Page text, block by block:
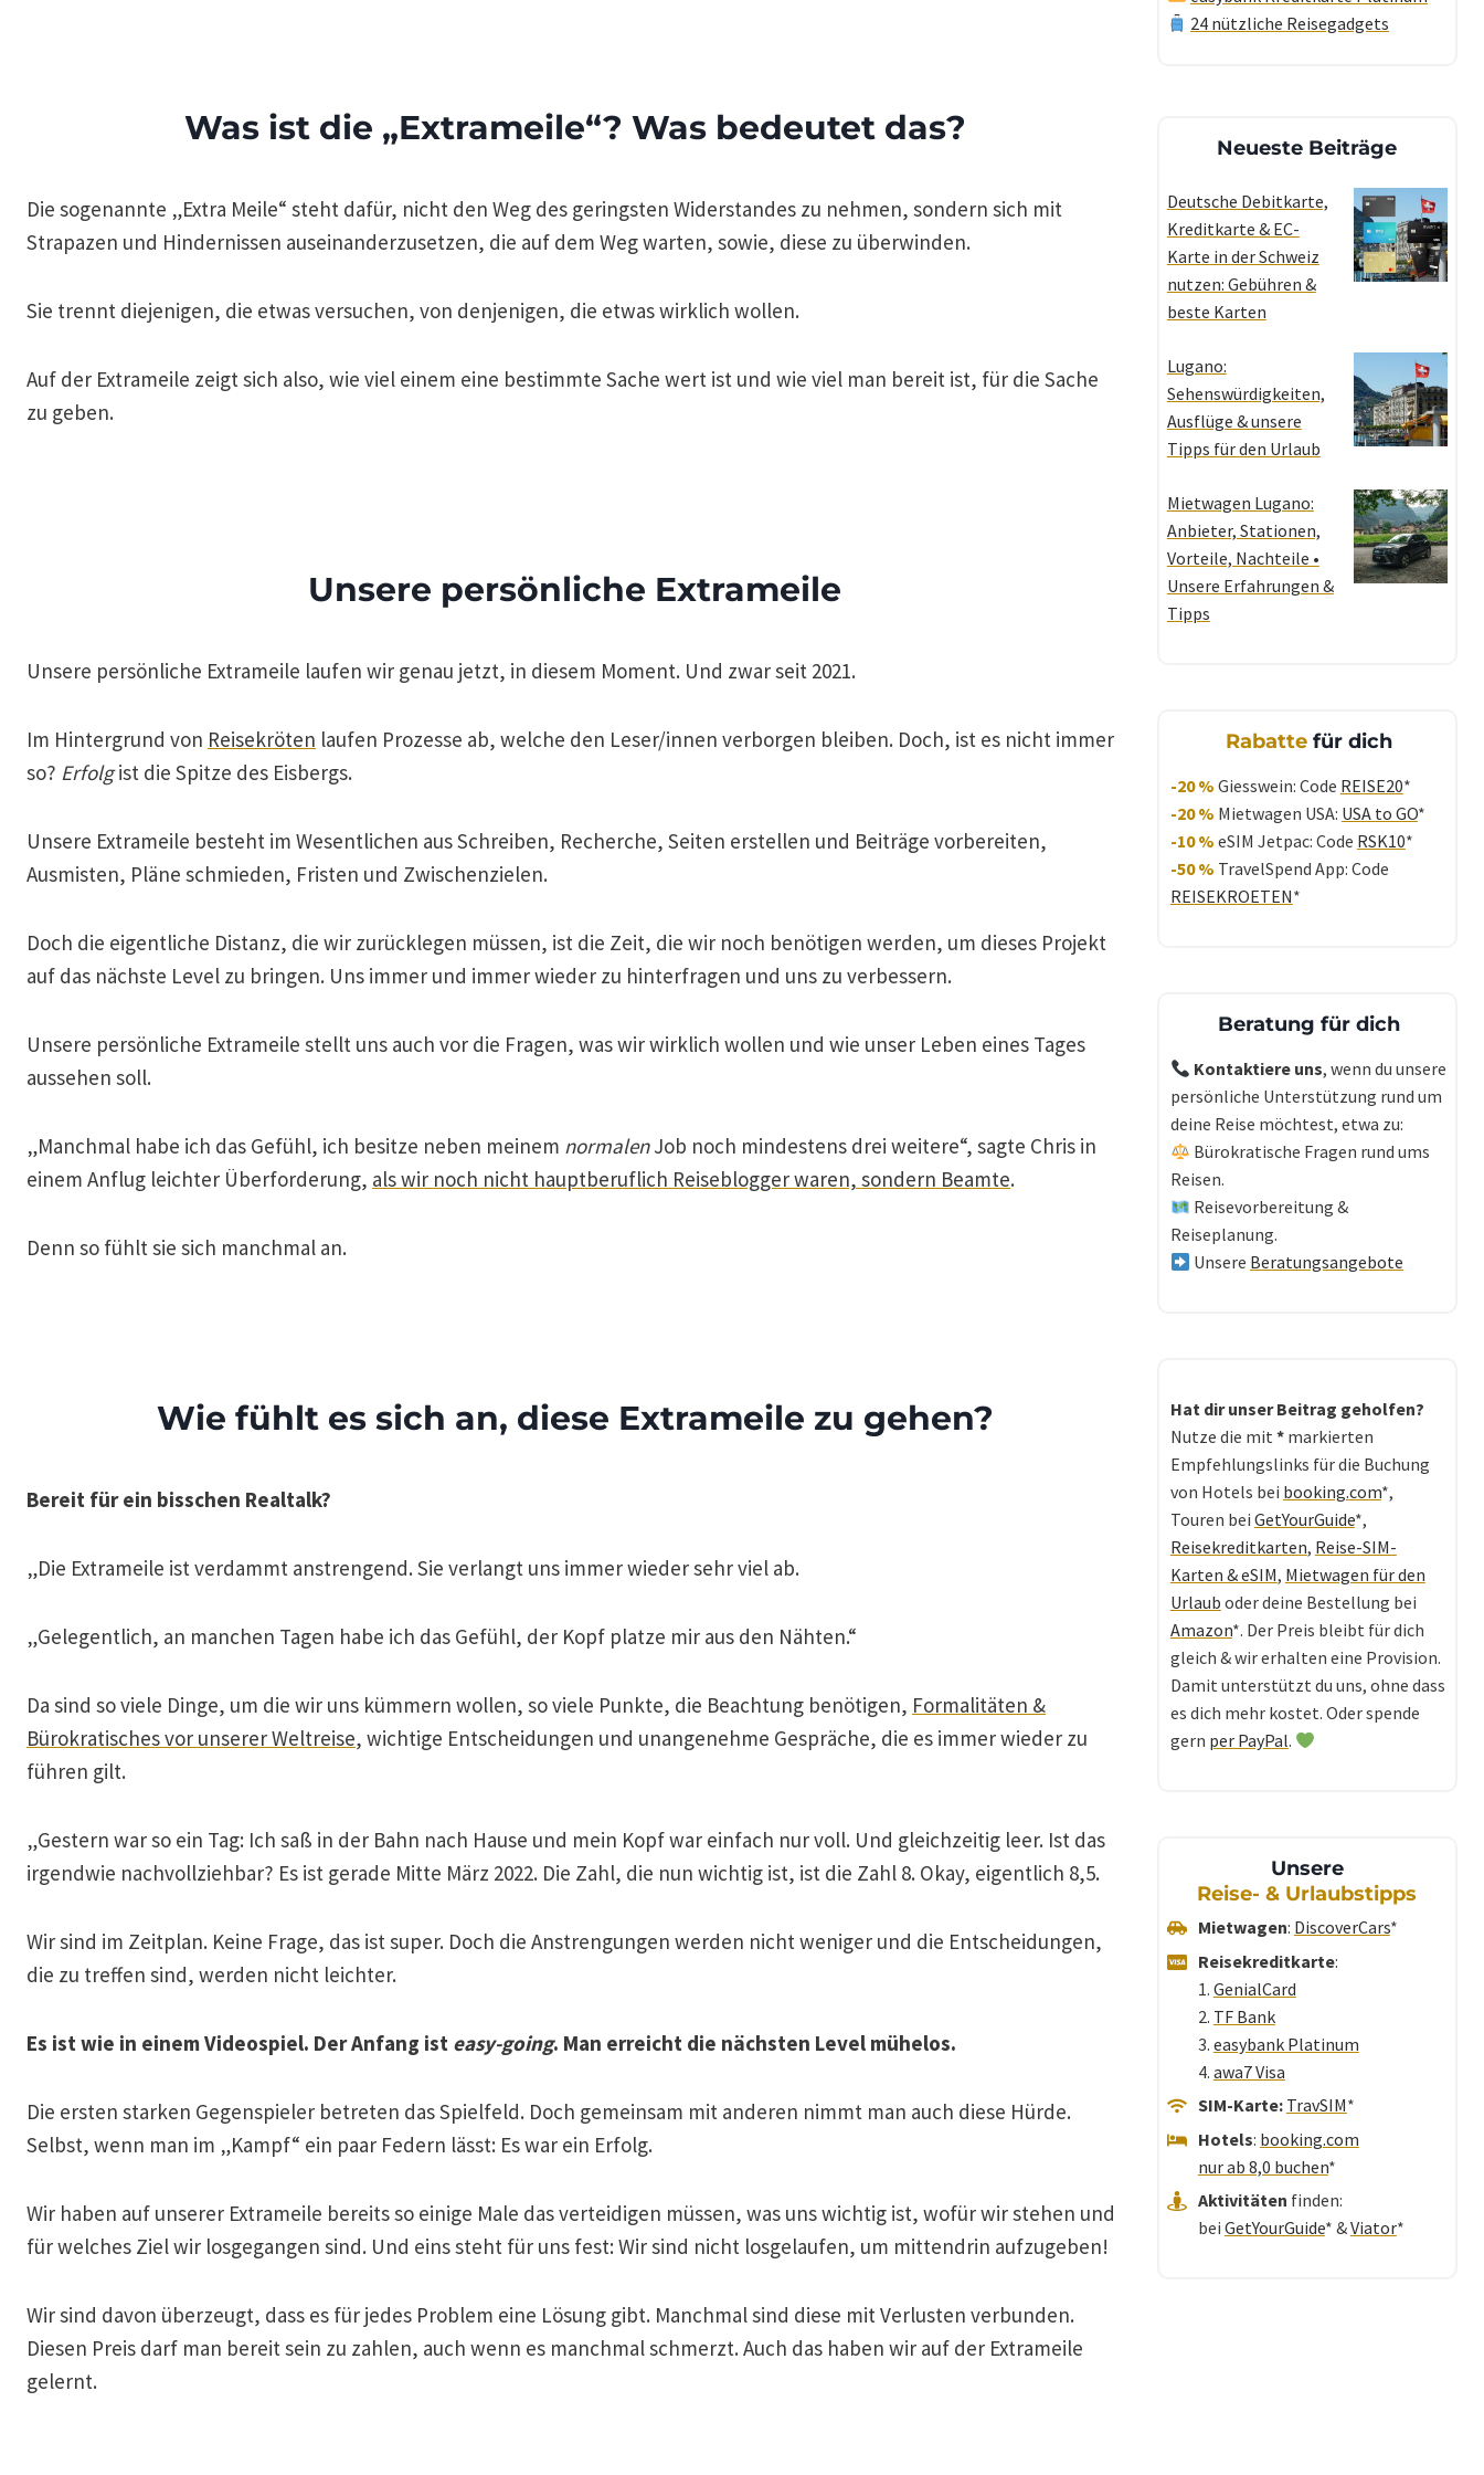
Was ist die „Extrameile“? Was bedeutet das?
Die sogenannte „Extra Meile“ steht dafür, nicht den Weg des geringsten Widerstandes zu nehmen, sondern sich mit
Strapazen und Hindernissen auseinanderzusetzen, die auf dem Weg warten, sowie, diese zu überwinden.
Sie trennt diejenigen, die etwas versuchen, von denjenigen, die etwas wirklich wollen.
Auf der Extrameile zeigt sich also, wie viel einem eine bestimmte Sache wert ist und wie viel man bereit ist, für die Sache
zu geben.
Unsere persönliche Extrameile
Unsere persönliche Extrameile laufen wir genau jetzt, in diesem Moment. Und zwar seit 2021.
Im Hintergrund von Reisekröten laufen Prozesse ab, welche den Leser/innen verborgen bleiben. Doch, ist es nicht immer
so? Erfolgist die Spitze des Eisbergs.
Unsere Extrameile besteht im Wesentlichen aus Schreiben, Recherche, Seiten erstellen und Beiträge vorbereiten,
Ausmisten, Pläne schmieden, Fristen und Zwischenzielen.
Doch die eigentliche Distanz, die wir zurücklegen müssen, ist die Zeit, die wir noch benötigen werden, um dieses Projekt
auf das nächste Level zu bringen. Uns immer und immer wieder zu hinterfragen und uns zu verbessern.
Unsere persönliche Extrameile stellt uns auch vor die Fragen, was wir wirklich wollen und wie unser Leben eines Tages
aussehen soll.
„Manchmal habe ich das Gefühl, ich besitze neben meinem normalenJob noch mindestens drei weitere“, sagte Chris in
einem Anflug leichter Überforderung, als wir noch nicht hauptberuflich Reiseblogger waren, sondern Beamte.
Denn so fühlt sie sich manchmal an.
Wie fühlt es sich an, diese Extrameile zu gehen?
Bereit für ein bisschen Realtalk?
„Die Extrameile ist verdammt anstrengend. Sie verlangt uns immer wieder sehr viel ab.
„Gelegentlich, an manchen Tagen habe ich das Gefühl, der Kopf platze mir aus den Nähten.“
Da sind so viele Dinge, um die wir uns kümmern wollen, so viele Punkte, die Beachtung benötigen, Formalitäten &
Bürokratisches vor unserer Weltreise, wichtige Entscheidungen und unangenehme Gespräche, die es immer wieder zu
führen gilt.
„Gestern war so ein Tag: Ich saß in der Bahn nach Hause und mein Kopf war einfach nur voll. Und gleichzeitig leer. Ist das
irgendwie nachvollziehbar? Es ist gerade Mitte März 2022. Die Zahl, die nun wichtig ist, ist die Zahl 8. Okay, eigentlich 8,5.
Wir sind im Zeitplan. Keine Frage, das ist super. Doch die Anstrengungen werden nicht weniger und die Entscheidungen,
die zu treffen sind, werden nicht leichter.
Es ist wie in einem Videospiel. Der Anfang ist easy-going. Man erreicht die nächsten Level mühelos.
Die ersten starken Gegenspieler betreten das Spielfeld. Doch gemeinsam mit anderen nimmt man auch diese Hürde.
Selbst, wenn man im „Kampf“ ein paar Federn lässt: Es war ein Erfolg.
Wir haben auf unserer Extrameile bereits so einige Male das verteidigen müssen, was uns wichtig ist, wofür wir stehen und
für welches Ziel wir losgegangen sind. Und eins steht für uns fest: Wir sind nicht losgelaufen, um mittendrin aufzugeben!
Wir sind davon überzeugt, dass es für jedes Problem eine Lösung gibt. Manchmal sind diese mit Verlusten verbunden.
Diesen Preis darf man bereit sein zu zahlen, auch wenn es manchmal schmerzt. Auch das haben wir auf der Extrameile
gelernt.
24 nützliche Reisegadgets
Neueste Beiträge
Deutsche Debitkarte,
Kreditkarte & EC-
Karte in der Schweiz
nutzen: Gebühren &
beste Karten
Lugano:
Sehenswürdigkeiten,
Ausflüge & unsere
Tipps für den Urlaub
Mietwagen Lugano:
Anbieter, Stationen,
Vorteile, Nachteile •
Unsere Erfahrungen &
Tipps
Rabatte für dich
-20 % Giesswein: Code REISE20*
-20 % Mietwagen USA: USA to GO*
-10 % eSIM Jetpac: Code RSK10*
-50 % TravelSpend App: Code
REISEKROETEN*
Beratung für dich
Kontaktiere uns, wenn du unsere
persönliche Unterstützung rund um
deine Reise möchtest, etwa zu:
Bürokratische Fragen rund ums
Reisen.
Reisevorbereitung &
Reiseplanung.
Unsere Beratungsangebote
Hat dir unser Beitrag geholfen?
Nutze die mit *markierten
Empfehlungslinks für die Buchung
von Hotels bei booking.com*,
Touren bei GetYourGuide*,
Reisekreditkarten, Reise-SIM-
Karten & eSIM, Mietwagen für den
Urlaub oder deine Bestellung bei
Amazon*. Der Preis bleibt für dich
gleich & wir erhalten eine Provision.
Damit unterstützt du uns, ohne dass
es dich mehr kostet. Oder spende
gern per PayPal.
Unsere
Reise- & Urlaubstipps
Mietwagen: DiscoverCars*
Reisekreditkarte:
1. GenialCard
2. TF Bank
3. easybank Platinum
4. awa7 Visa
SIM-Karte: TravSIM*
Hotels: booking.com
nur ab 8,0 buchen*
Aktivitäten finden:
bei GetYourGuide* &Viator*